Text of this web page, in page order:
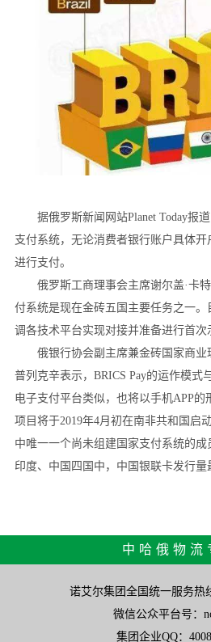
据俄罗斯新闻网站Planet Today报
支付系统，无论消费者银行账户具体开
进行支付。
俄罗斯工商理事会主席谢尔盖·卡特
付系统是现在金砖五国主要任务之一
调各技术平台实现对接并准备进行首次
俄银行协会副主席兼金砖国家商业
普列克辛表示，BRICS Pay的运作模式
电子支付平台类似，也将以手机APP
项目将于2019年4月初在南非共和国启
中唯一一个尚未组建国家支付系统的成
印度、中国四国中，中国银联卡发行量
中哈俄物流
诺艾尔集团全国统一服务热
微信公众平台号：
集团企业QQ：